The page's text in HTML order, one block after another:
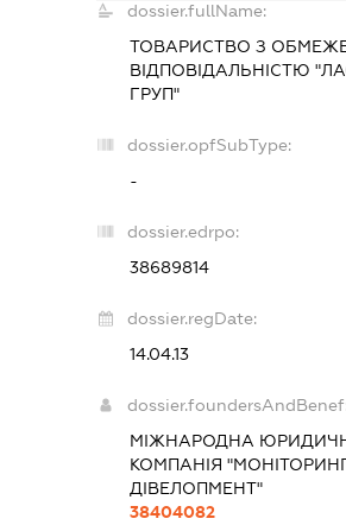
dossier.fullName:
ТОВАРИСТВО З
ВІДПОВІДАЛЬНІСТЮ
ГРУП"
dossier.opfSubType:
-
dossier.edrpo:
38689814
dossier.regDate:
14.04.13
МІЖНАРОДНА
КОМПАНІЯ
ДІВЕЛОПМЕНТ"
38404082